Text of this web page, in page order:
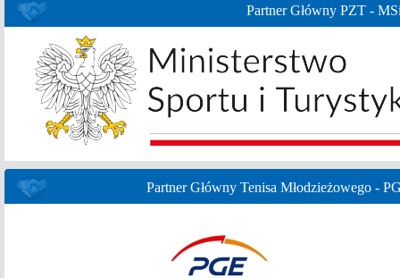
Partner Główny PZT -
Partner Główny Tenisa Młodzieżowego -